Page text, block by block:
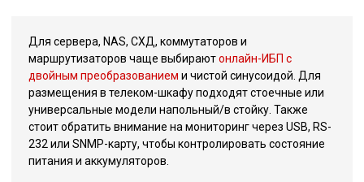
Для сервера, NAS, СХД, коммутаторов и
маршрутизаторов чаще выбираютонлайн-ИБП с
двойным преобразованием и чистой синусоидой. Для
размещения в телеком-шкафу подходят стоечные или
универсальные модели напольный/в стойку. Также
стоит обратить внимание на мониторинг через USB, RS-
232 или SNMP-карту, чтобы контролировать состояние
питания и аккумуляторов.